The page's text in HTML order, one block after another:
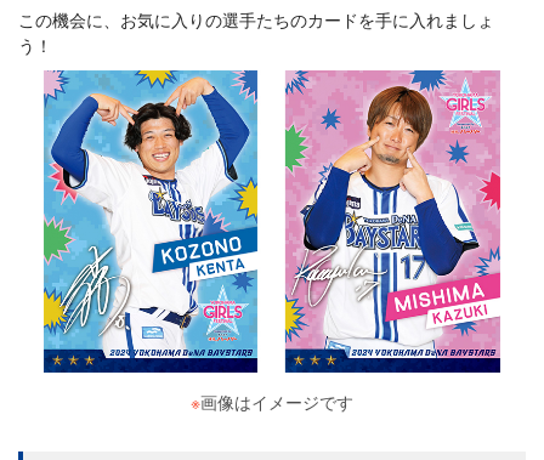
この機会に、お気に入りの選手たちのカードを手に入れましょ
う！
※画像はイメージです